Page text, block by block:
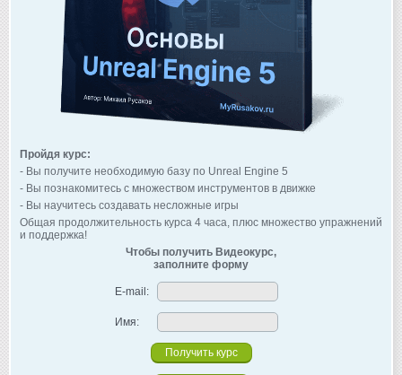
Пройдя курс:
- Вы получите необходимую базу по Unreal Engine 5
- Вы познакомитесь с множеством инструментов в движке
- Вы научитесь создавать несложные игры
Общая продолжительность курса 4 часа, плюс множество упражнений
и поддержка!
Чтобы получить Видеокурс,
заполните форму
E-mail:
Имя: